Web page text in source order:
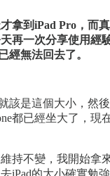
拿到iPad Pro，而
再一次分享使用經
經無法回去了。
該是這個大小，然
都已經坐大了，現
持不變，我開始拿